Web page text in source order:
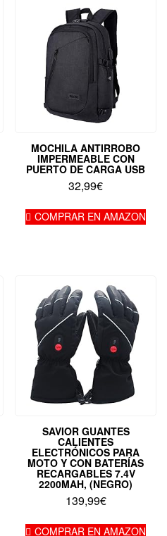
MOCHILA ANTIRROBO
IMPERMEABLE CON
PUERTO DE CARGA USB
32,99€
COMPRAR EN AMAZON
SAVIOR GUANTES
CALIENTES
ELECTRÓNICOS PARA
MOTO Y CON BATERÍAS
RECARGABLES 7.4V
2200MAH, (NEGRO)
139,99€
COMPRAR EN AMAZON